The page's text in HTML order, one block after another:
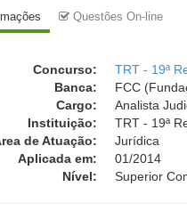
Questões On-line
Concurso:
TRT - 19ª
Banca:
FCC
Cargo:
Analista
Instituição:
TRT - 19ª
de Atuação:
Jurídica
Aplicada em:
01/2014
Nível:
Superior